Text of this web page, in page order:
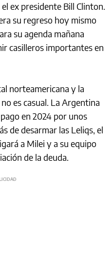
ex presidente Bill Clinton.
su regreso hoy mismo
su agenda mañana
casilleros importantes en
norteamericana y la
es casual. La Argentina
en 2024 por unos
de desarmar las Leliqs, el
a Milei y a su equipo
de la deuda.